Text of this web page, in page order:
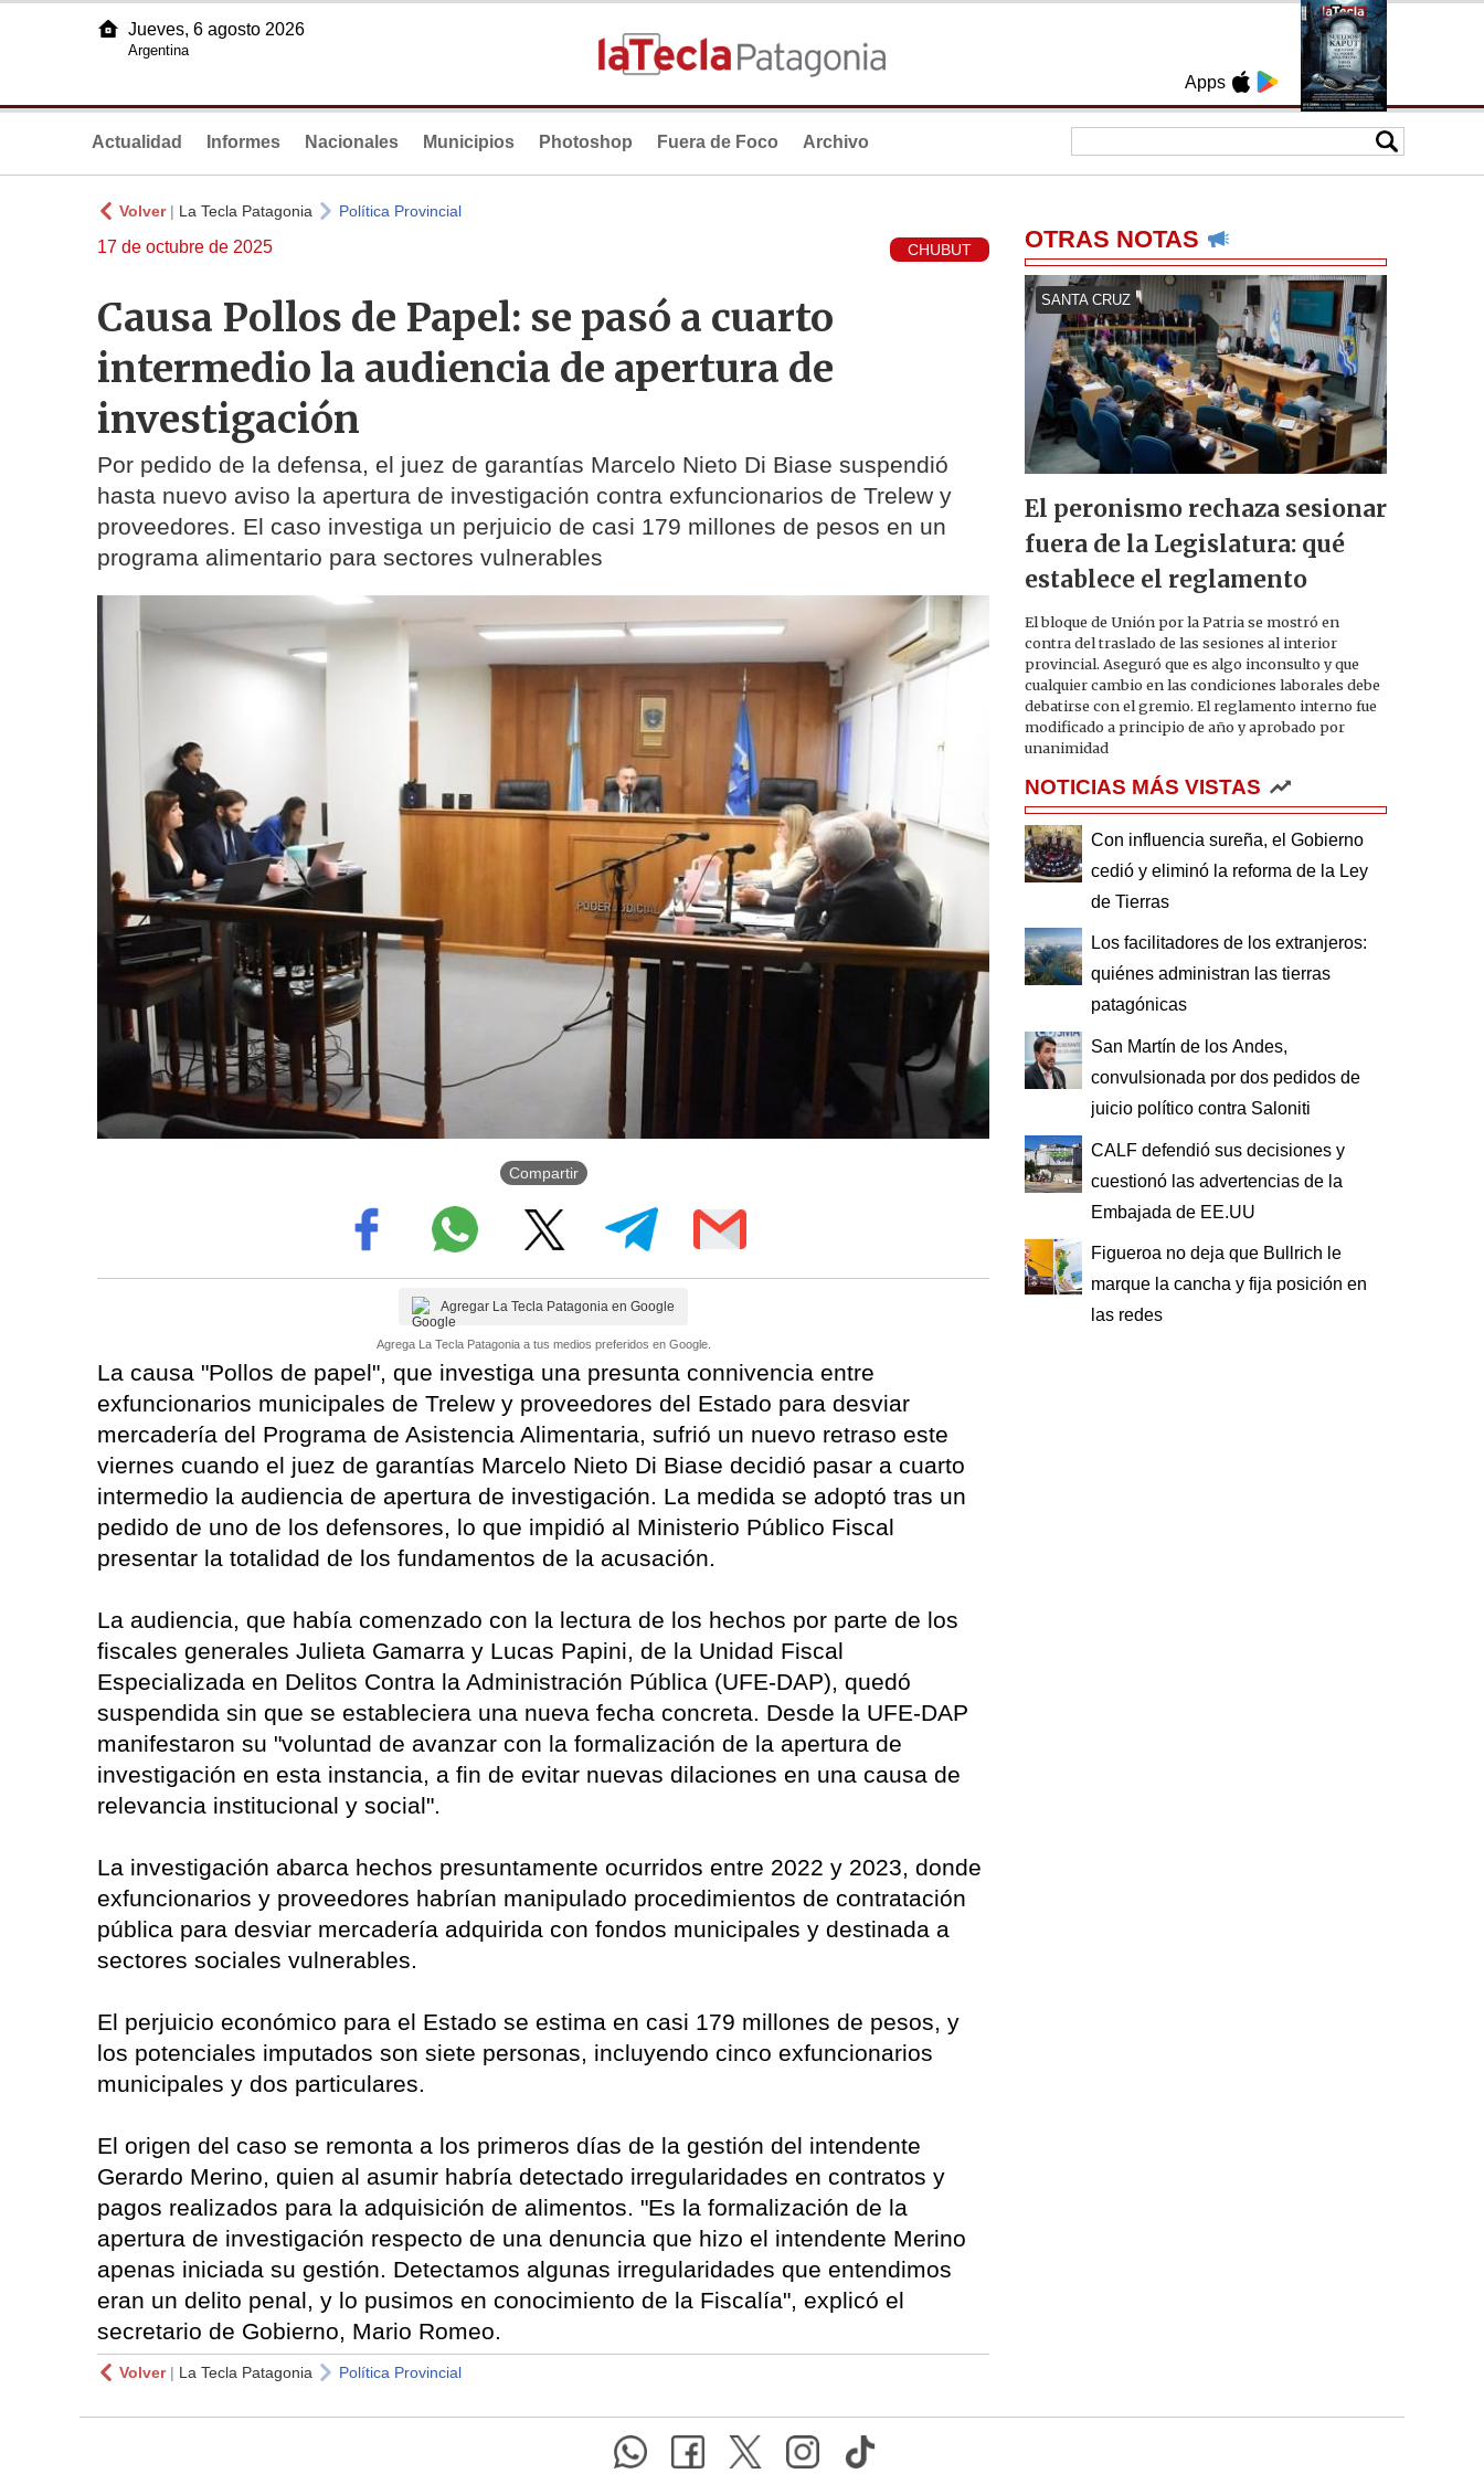
Apps
Jueves, 6 agosto 2026
Argentina
Actualidad Informes Nacionales Municipios Photoshop Fuera de Foco Archivo
Volver| La Tecla Patagonia Política Provincial
17 de octubre de 2025 CHUBUT
Causa Pollos de Papel: se pasó a cuarto
intermedio la audiencia de apertura de
investigación
Por pedido de la defensa, el juez de garantías Marcelo Nieto Di Biase suspendió
hasta nuevo aviso la apertura de investigación contra exfuncionarios de Trelew y
proveedores. El caso investiga un perjuicio de casi 179 millones de pesos en un
programa alimentario para sectores vulnerables
Compartir
Agregar La Tecla Patagonia en Google
Agrega La Tecla Patagonia a tus medios preferidos en Google.
La causa "Pollos de papel", que investiga una presunta connivencia entre
exfuncionarios municipales de Trelew y proveedores del Estado para desviar
mercadería del Programa de Asistencia Alimentaria, sufrió un nuevo retraso este
viernes cuando el juez de garantías Marcelo Nieto Di Biase decidió pasar a cuarto
intermedio la audiencia de apertura de investigación. La medida se adoptó tras un
pedido de uno de los defensores, lo que impidió al Ministerio Público Fiscal
presentar la totalidad de los fundamentos de la acusación.
La audiencia, que había comenzado con la lectura de los hechos por parte de los
fiscales generales Julieta Gamarra y Lucas Papini, de la Unidad Fiscal
Especializada en Delitos Contra la Administración Pública (UFE-DAP), quedó
suspendida sin que se estableciera una nueva fecha concreta. Desde la UFE-DAP
manifestaron su "voluntad de avanzar con la formalización de la apertura de
investigación en esta instancia, a fin de evitar nuevas dilaciones en una causa de
relevancia institucional y social".
La investigación abarca hechos presuntamente ocurridos entre 2022 y 2023, donde
exfuncionarios y proveedores habrían manipulado procedimientos de contratación
pública para desviar mercadería adquirida con fondos municipales y destinada a
sectores sociales vulnerables.
El perjuicio económico para el Estado se estima en casi 179 millones de pesos, y
los potenciales imputados son siete personas, incluyendo cinco exfuncionarios
municipales y dos particulares.
El origen del caso se remonta a los primeros días de la gestión del intendente
Gerardo Merino, quien al asumir habría detectado irregularidades en contratos y
pagos realizados para la adquisición de alimentos. "Es la formalización de la
apertura de investigación respecto de una denuncia que hizo el intendente Merino
apenas iniciada su gestión. Detectamos algunas irregularidades que entendimos
eran un delito penal, y lo pusimos en conocimiento de la Fiscalía", explicó el
secretario de Gobierno, Mario Romeo.
Volver| La Tecla Patagonia Política Provincial
OTRAS NOTAS
SANTA CRUZ
El peronismo rechaza sesionar
fuera de la Legislatura: qué
establece el reglamento
El bloque de Unión por la Patria se mostró en
contra del traslado de las sesiones al interior
provincial. Aseguró que es algo inconsulto y que
cualquier cambio en las condiciones laborales debe
debatirse con el gremio. El reglamento interno fue
modificado a principio de año y aprobado por
unanimidad
NOTICIAS MÁS VISTAS
Con influencia sureña, el Gobierno
cedió y eliminó la reforma de la Ley
de Tierras
Los facilitadores de los extranjeros:
quiénes administran las tierras
patagónicas
San Martín de los Andes,
convulsionada por dos pedidos de
juicio político contra Saloniti
CALF defendió sus decisiones y
cuestionó las advertencias de la
Embajada de EE.UU
Figueroa no deja que Bullrich le
marque la cancha y fija posición en
las redes